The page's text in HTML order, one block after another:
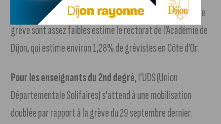
Du côté des enseignants du 1er degré
, les intentions de
grève sont assez faibles estime le rectorat de l’Académie de
Dijon, qui estime environ 1,28% de grévistes en Côte d’Or.
Pour les enseignants du 2nd degré, l’UDS (Union
Départementale Solifaires) s’attend à une mobilisation
doublée par rapport à la grève du 29 septembre dernier.